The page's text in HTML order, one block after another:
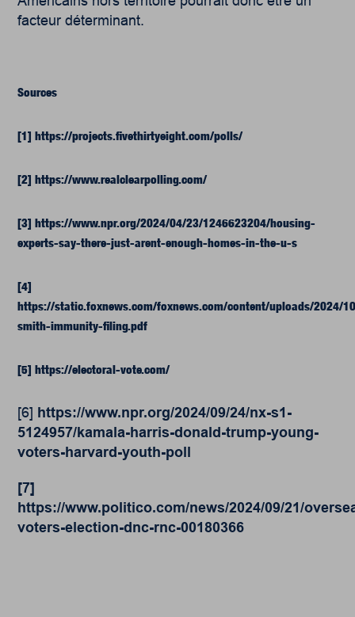
facteur déterminant.
Sources
[1]https://projects.fivethirtyeight.com/polls/
[2]https://www.realclearpolling.com/
[3]https://www.npr.org/2024/04/23/1246623204/housing-
experts-say-there-just-arent-enough-homes-in-the-u-s
[4]
https://static.foxnews.com/foxnews.com/content/uploads/2024/
smith-immunity-filing.pdf
[5]https://electoral-vote.com/
[6] https://www.npr.org/2024/09/24/nx-s1-
5124957/kamala-harris-donald-trump-young-
voters-harvard-youth-poll
[7]
https://www.politico.com/news/2024/09/21/
voters-election-dnc-rnc-00180366